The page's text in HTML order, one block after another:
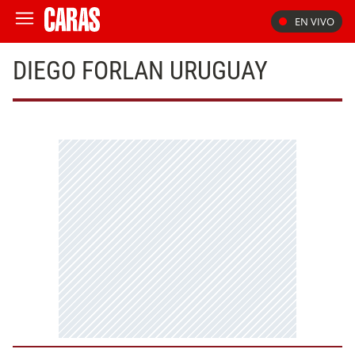
EN VIVO
DIEGO FORLAN URUGUAY